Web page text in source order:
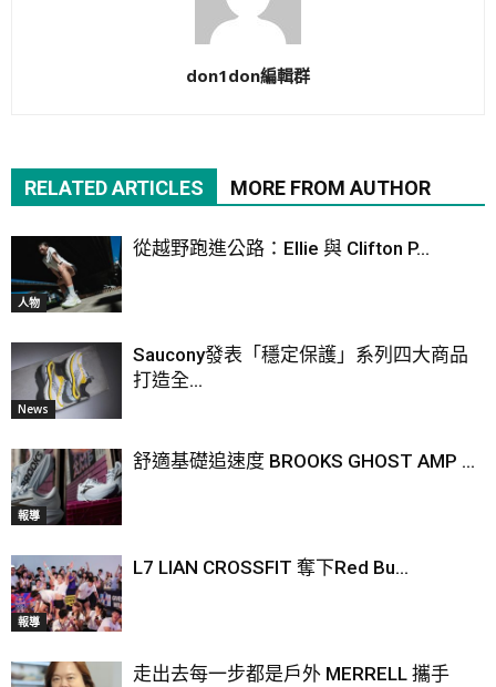
don1don編輯群
RELATED ARTICLES MORE FROM AUTHOR
人物
從越野跑進公路：Ellie 與 Clifton P...
News
Saucony發表「穩定保護」系列四大商品
打造全...
報導
舒適基礎追速度 BROOKS GHOST AMP ...
報導
L7 LIAN CROSSFIT 奪下Red Bu...
走出去每一步都是戶外 MERRELL 攜手